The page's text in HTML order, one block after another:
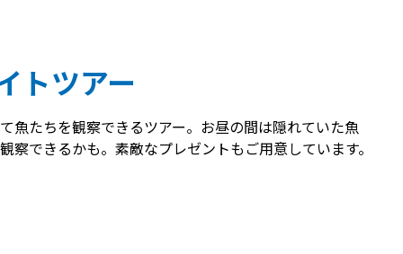
トツアー
魚たちを観察できるツアー。お昼の間は隠れていた魚
できるかも。素敵なプレゼントもご用意しています。